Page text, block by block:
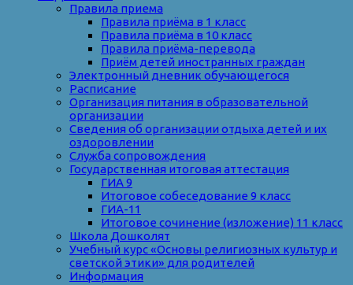
Правила приема
Правила приёма в 1 класс
Правила приёма в 10 класс
Правила приёма-перевода
Приём детей иностранных граждан
Электронный дневник обучающегося
Расписание
Организация питания в образовательной
организации
Сведения об организации отдыха детей и их
оздоровлении
Служба сопровождения
Государственная итоговая аттестация
ГИА 9
Итоговое собеседование 9 класс
ГИА-11
Итоговое сочинение (изложение) 11 класс
Школа Дошколят
Учебный курс «Основы религиозных культур и
светской этики» для родителей
Информация